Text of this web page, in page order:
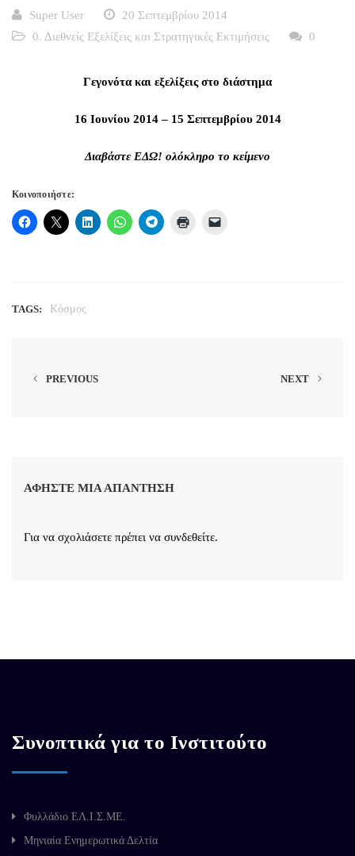
Super User
20 Σεπτεμβρίου 2014
0. Διεθνείς Εξελίξεις και Στρατηγικές Εκτιμήσεις
0
Γεγονότα και εξελίξεις στο διάστημα
16 Ιουνίου 2014– 15 Σεπτεμβρίου 2014
Διαβάστε ΕΔΩ! ολόκληρο το κείμενο
Κοινοποιήστε:
TAGS: Κόσμος
PREVIOUS NEXT
ΑΦΉΣΤΕ ΜΙΑ ΑΠΆΝΤΗΣΗ
Για να σχολιάσετε πρέπει να συνδεθείτε.
Συνοπτικά για το Ινστιτούτο
Φυλλάδιο ΕΛ.Ι.Σ.ΜΕ.
Μηνιαία Ενημερωτικά Δελτία